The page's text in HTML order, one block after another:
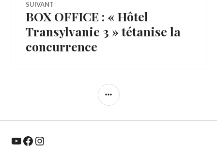
SUIVANT
Article
Suivant:
BOX OFFICE : « Hôtel
Transylvanie 3 » tétanise la
concurrence
COLONNE
YouTube Facebook Instagram